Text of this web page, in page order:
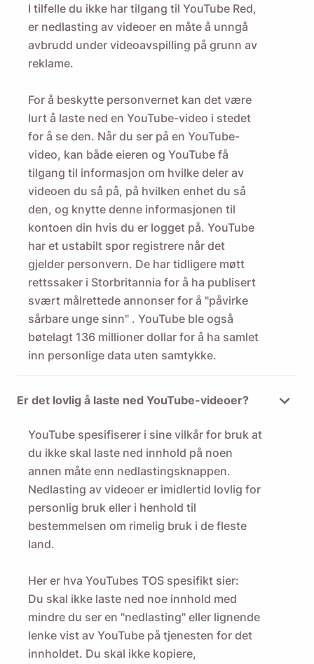
I tilfelle du ikke har tilgang til YouTube Red,
er nedlasting av videoer en måte å unngå
avbrudd under videoavspilling på grunn av
reklame.
For å beskytte personvernet kan det være
lurt å laste ned en YouTube-video i stedet
for å se den. Når du ser på en YouTube-
video, kan både eieren og YouTube få
tilgang til informasjon om hvilke deler av
videoen du så på, på hvilken enhet du så
den, og knytte denne informasjonen til
kontoen din hvis du er logget på. YouTube
har et ustabilt spor registrere når det
gjelder personvern. De har tidligere møtt
rettssaker i Storbritannia for å ha publisert
svært målrettede annonser for å "påvirke
sårbare unge sinn" . YouTube ble også
bøtelagt 136 millioner dollar for å ha samlet
inn personlige data uten samtykke.
Er det lovlig å laste ned YouTube-videoer?
YouTube spesifiserer i sine vilkår for bruk at
du ikke skal laste ned innhold på noen
annen måte enn nedlastingsknappen.
Nedlasting av videoer er imidlertid lovlig for
personlig bruk eller i henhold til
bestemmelsen om rimelig bruk i de fleste
land.
Her er hva YouTubes TOS spesifikt sier:
Du skal ikke laste ned noe innhold med
mindre du ser en "nedlasting" eller lignende
lenke vist av YouTube på tjenesten for det
innholdet. Du skal ikke kopiere,